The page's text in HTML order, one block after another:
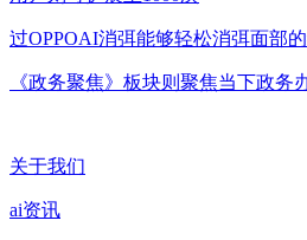
过OPPOAI消弭能够轻松消弭面部
《政务聚焦》板块则聚焦当下政务
关于我们
ai资讯